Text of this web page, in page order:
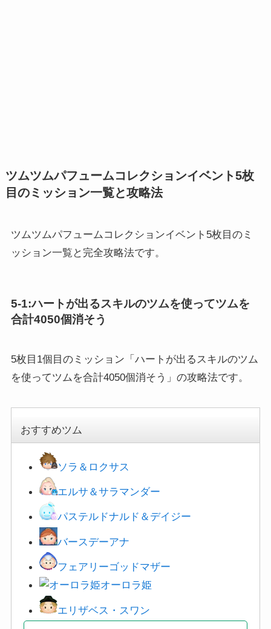
ツムツムパフュームコレクションイベント5枚
目のミッション一覧と攻略法
ツムツムパフュームコレクションイベント5枚目のミ
ッション一覧と完全攻略法です。
5-1:ハートが出るスキルのツムを使ってツムを
合計4050個消そう
5枚目1個目のミッション「ハートが出るスキルのツム
を使ってツムを合計4050個消そう」の攻略法です。
おすすめツム
ソラ＆ロクサス
エルサ＆サラマンダー
パステルドナルド＆デイジー
バースデーアナ
フェアリーゴッドマザー
オーロラ姫
エリザベス・スワン